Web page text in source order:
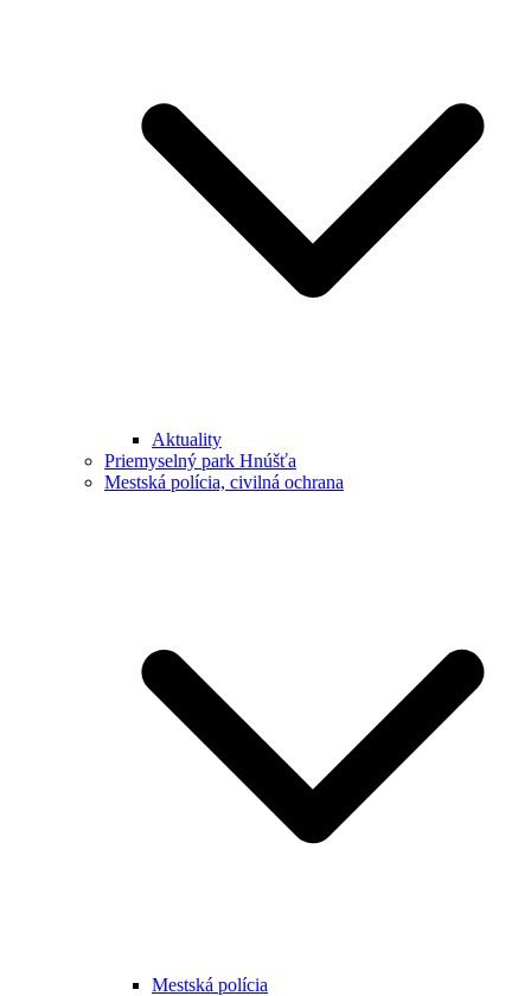
Aktuality
Priemyselný park Hnúšťa
Mestská polícia, civilná ochrana
Mestská polícia